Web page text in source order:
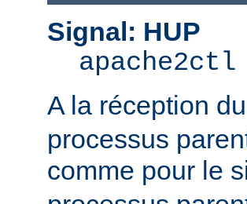
Signal: HUP
A la réception
processus
comme pour le